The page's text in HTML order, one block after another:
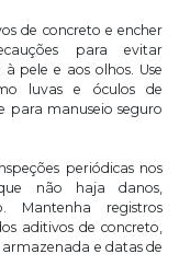
de concreto e encher
para evitar
pele e aos olhos. Use
luvas e óculos de
para manuseio seguro
periódicas nos
não haja danos,
Mantenha registros
aditivos de concreto,
e datas de